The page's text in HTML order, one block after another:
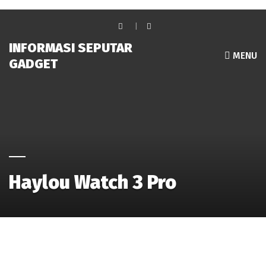
INFORMASI SEPUTAR
GADGET
MENU
Haylou Watch 3 Pro